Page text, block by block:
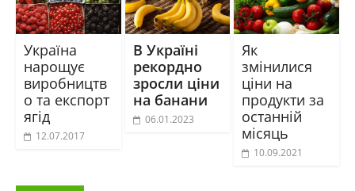
Україна
нарощує
виробництв
о та експорт
ягід
12.07.2017
В Україні
рекордно
зросли ціни
на банани
06.01.2023
Як
змінилися
ціни на
продукти за
останній
місяць
10.09.2021